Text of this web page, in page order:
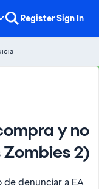
RegisterSign In
y no
2)
de denunciar a EA